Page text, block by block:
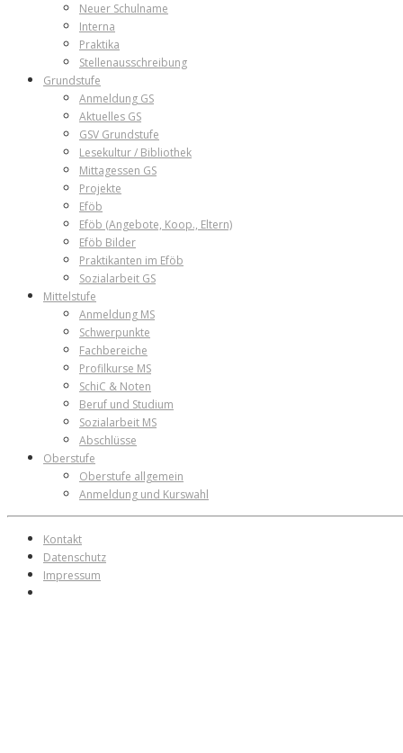
Neuer Schulname
Interna
Praktika
Stellenausschreibung
Grundstufe
Anmeldung GS
Aktuelles GS
GSV Grundstufe
Lesekultur / Bibliothek
Mittagessen GS
Projekte
Eföb
Eföb (Angebote, Koop., Eltern)
Eföb Bilder
Praktikanten im Eföb
Sozialarbeit GS
Mittelstufe
Anmeldung MS
Schwerpunkte
Fachbereiche
Profilkurse MS
SchiC & Noten
Beruf und Studium
Sozialarbeit MS
Abschlüsse
Oberstufe
Oberstufe allgemein
Anmeldung und Kurswahl
Kontakt
Datenschutz
Impressum